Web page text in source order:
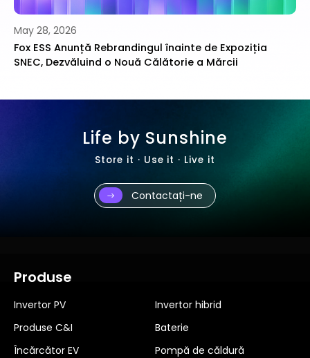
Expoziția
Fox ESS Sărbătorește Impulsul Puternic
Integrate de Stocare Solară și Încărcare
Life by Sunshine
Store it · Use it · Live it
Contactați-ne
Produse
Invertor PV
Invertor hibrid
Produse C&I
Baterie
Încărcător EV
Pompă de căldură